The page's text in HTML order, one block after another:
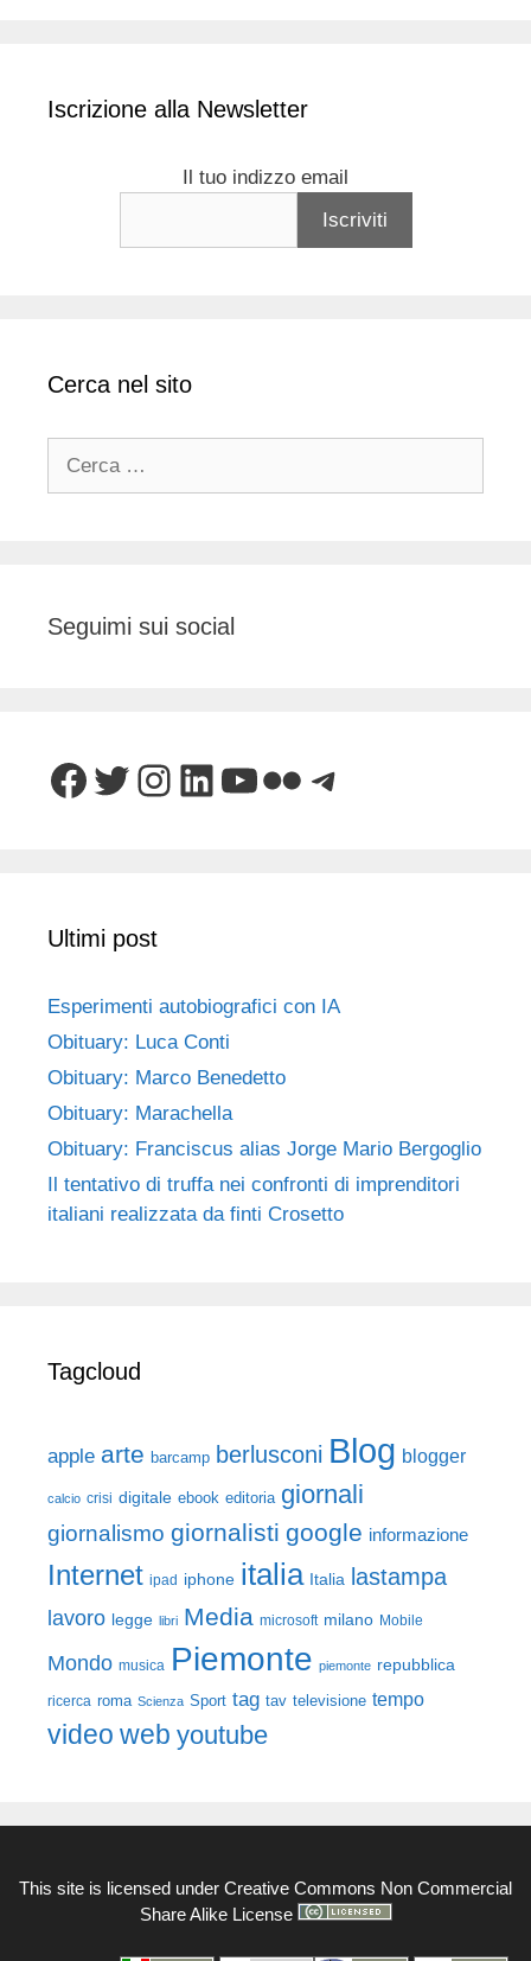
Iscrizione alla Newsletter
Il tuo indizzo email
Cerca nel sito
Seguimi sui social
Facebook
Twitter
Instagram
LinkedIn
YouTube
FlickrTelegram
Ultimi post
Esperimenti autobiografici con IA
Obituary: Luca Conti
Obituary: Marco Benedetto
Obituary: Marachella
Obituary: Franciscus alias Jorge Mario Bergoglio
Il tentativo di truffa nei confronti di imprenditori
italiani realizzata da finti Crosetto
Tagcloud
apple arte barcamp berlusconi Blog blogger
calcio crisi digitale ebook editoria giornali
giornalismo giornalisti google informazione
Internet ipad iphone italia Italia lastampa
lavoro legge libri Media microsoft milano Mobile
Mondo musica Piemonte piemonte repubblica
ricerca roma Scienza Sport tag tav televisione tempo
video web youtube
This site is licensed under Creative Commons Non Commercial
Share Alike License